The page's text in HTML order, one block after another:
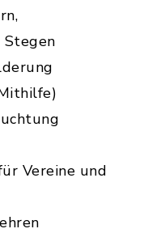
Stegen
Vereine und